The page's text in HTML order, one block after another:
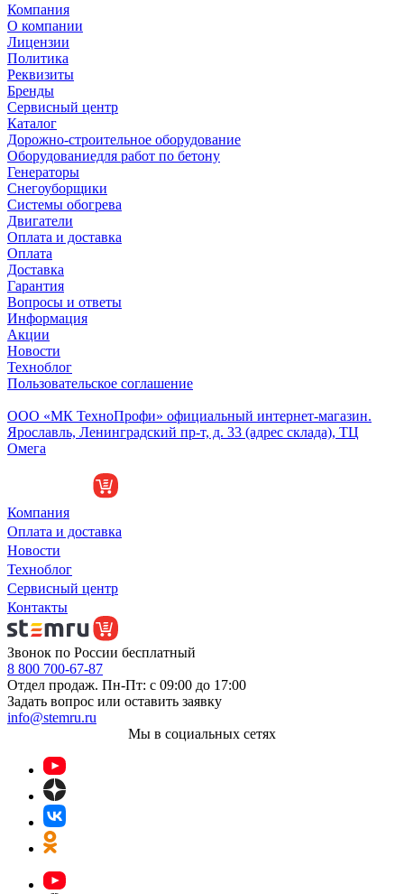
Компания
О компании
Лицензии
Политика
Реквизиты
Бренды
Сервисный центр
Каталог
Дорожно-строительное оборудование
Оборудованиедля работ по бетону
Генераторы
Снегоуборщики
Системы обогрева
Двигатели
Оплата и доставка
Оплата
Доставка
Гарантия
Вопросы и ответы
Информация
Акции
Новости
Техноблог
Пользовательское соглашение
ООО «МК ТехноПрофи» официальный интернет-магазин.
Ярославль, Ленинградский пр-т, д. 33 (адрес склада), ТЦ
Омега
Компания
Оплата и доставка
Новости
Техноблог
Сервисный центр
Контакты
Звонок по России бесплатный
8 800 700-67-87
Отдел продаж. Пн-Пт: с 09:00 до 17:00
Задать вопрос или оставить заявку
info@stemru.ru
Мы в социальных сетях